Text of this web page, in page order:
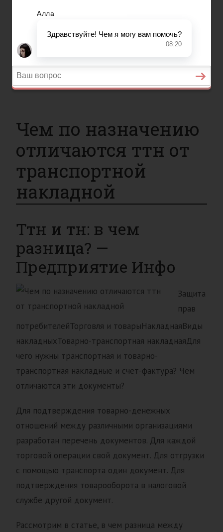
Главная
Страхование
Возврат товаров
Военное право
Чем по назначению
отличаются ттн от
транспортной
накладной
Ттн и тн: в чем
разница? —
Предприятие Инфо
Защита
прав
потребителейТорговля и товарыНакладнаяВиды
накладныхТоварно-транспортная накладнаяДля
чего нужны транспортная и товарно-
транспортная накладные и счет-фактура? Чем
отличаются эти документы?
Для подтверждения товарно-денежных
отношений между различными организациями
разработан перечень документов. Для каждой
торговой операции свой документ. Для отгрузки
с помощью транспорта один документ. Для
подтверждения товарооборота в налоговой
службе другой документ.
Рассмотрим в статье, в чем разница между